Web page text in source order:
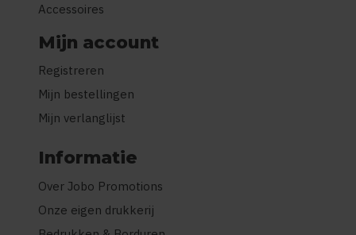
Accessoires
Mijn account
Registreren
Mijn bestellingen
Mijn verlanglijst
Informatie
Over Jobo Promotions
Onze eigen drukkerij